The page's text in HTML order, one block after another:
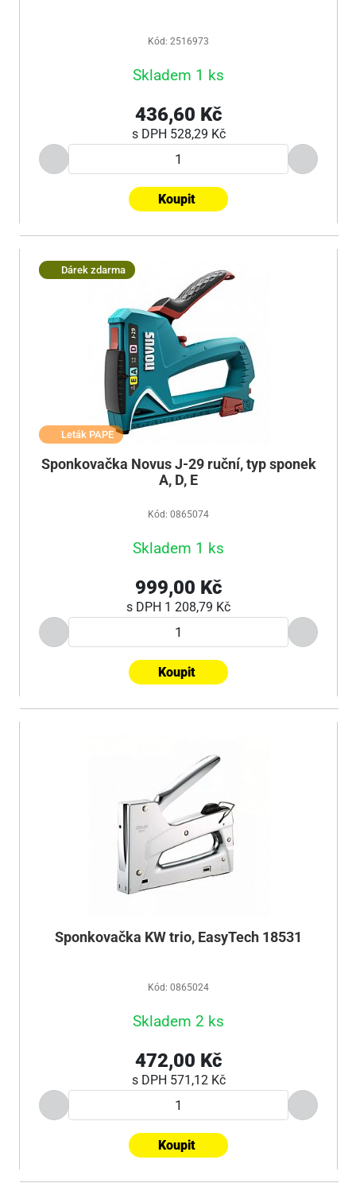
Kód: 2516973
Skladem 1 ks
436,60 Kč
s DPH 528,29 Kč
Koupit
Dárek zdarma
Leták PAPE
Sponkovačka Novus J-29 ruční, typ sponek
A, D, E
Kód: 0865074
Skladem 1 ks
999,00 Kč
s DPH 1 208,79 Kč
Koupit
Sponkovačka KW trio, EasyTech 18531
Kód: 0865024
Skladem 2 ks
472,00 Kč
s DPH 571,12 Kč
Koupit